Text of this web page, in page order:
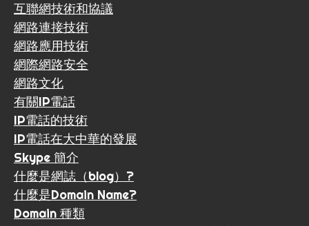
互聯網技術和協議
網路連接技術
網路應用技術
網際網路安全
網路文化
有關IP電話
IP電話的技術
IP電話在大中華的發展
Skype 簡介
什麼是網誌（blog）?
什麼是Domain Name?
Domain 種類